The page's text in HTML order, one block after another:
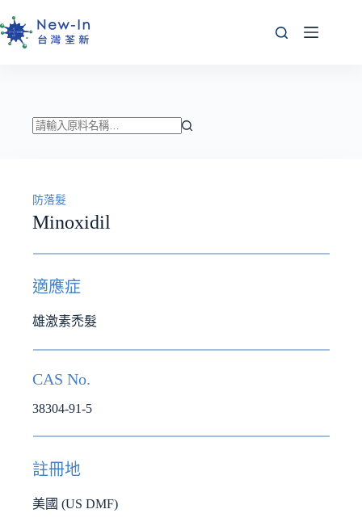
至
主
符
合
的
果
防落髮
Minoxidil
適應症
雄激素禿髮
CAS No.
38304-91-5
註冊地
美國 (US DMF)